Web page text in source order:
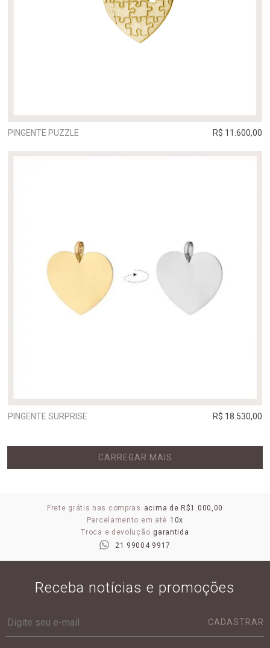
PINGENTE PUZZLE R$ 11.600,00
PINGENTE SURPRISE R$ 18.530,00
CARREGAR MAIS
Frete grátis nas compras acima de R$1.000,00
Parcelamento em até 10x
Troca e devolução garantida
21 99004 9917
Receba notícias e promoções
CADASTRAR